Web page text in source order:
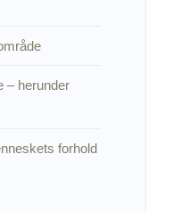
– herunder
forhold